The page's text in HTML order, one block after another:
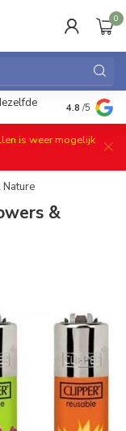
0
Gratis
4.8 /5
is weer mogelijk
&